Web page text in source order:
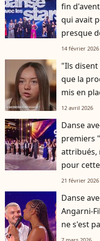
fin
qui avait
presque
14 février 2026
"Ils disent
que la
mis en
12 avril 2026
Danse
premiers
attribués,
pour
21 février 2026
Danse
Angarni-
ne s'est